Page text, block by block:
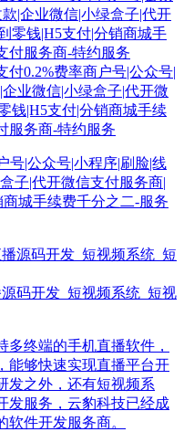
付0.2%费率商户号|公众号|
业微信|小绿盒子|代开微
钱|H5支付|分销商城手续
服务商-特约服务
号|公众号|小程序|刷脸|线
子|代开微信支付服务商|
城手续费千分之二-服务
码开发_短视频系统_短视
终端的手机直播软件，
能够快速实现直播平台开
发之外，还有短视频系
发服务，云豹科技已经成
件开发服务商。